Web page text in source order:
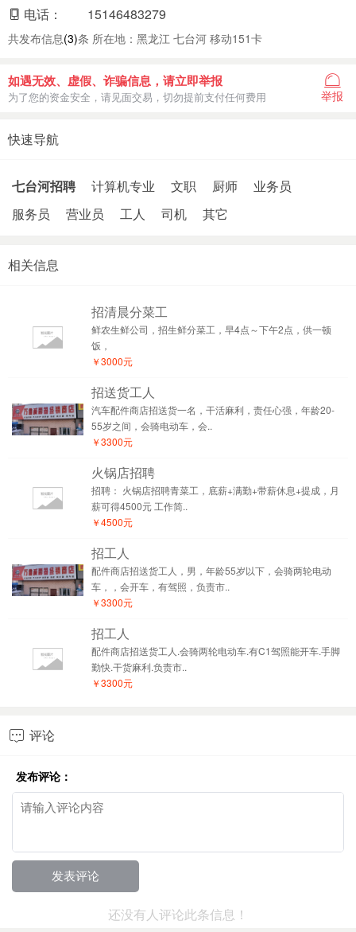
电话：
15146483279
共发布信息(3)条 所在地：黑龙江 七台河 移动151卡
如遇无效、虚假、诈骗信息，请立即举报
为了您的资金安全，请见面交易，切勿提前支付任何费用 举报
快速导航
七台河招聘 计算机专业 文职 厨师
业务员
服务员
营业员 工人 司机 其它
相关信息
招清晨分菜工
鲜农生鲜公司，招生鲜分菜工，早4点～下午2点，供一顿
饭，
￥3000元
招送货工人
汽车配件商店招送货一名，干活麻利，责任心强，年龄20-
55岁之间，会骑电动车，会..
￥3300元
火锅店招聘
招聘： 火锅店招聘青菜工，底薪+满勤+带薪休息+提成，月
薪可得4500元 工作简..
￥4500元
招工人
配件商店招送货工人，男，年龄55岁以下，会骑两轮电动
车，，会开车，有驾照，负责市..
￥3300元
招工人
配件商店招送货工人.会骑两轮电动车.有C1驾照能开车.手脚
勤快.干货麻利.负责市..
￥3300元
 评论
发布评论：
还没有人评论此条信息！